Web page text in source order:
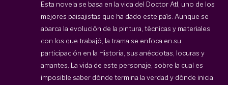
Esta novela se basa en la vida del Doctor Atl, uno de los
mejores paisajistas que ha dado este país. Aunque se
abarca la evolución de la pintura, técnicas y materiales
con los que trabajó, la trama se enfoca en su
participación en la Historia, sus anécdotas, locuras y
amantes. La vida de este personaje, sobre la cual es
imposible saber dónde termina la verdad y dónde inicia